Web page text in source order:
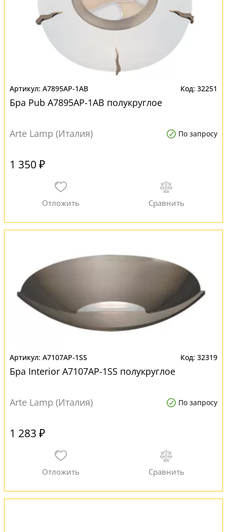
A7895AP-1AB 32251
Бра Pub A7895AP-1AB полукруглое
Arte Lamp (Италия) По запросу
1 350 ₽
A7107AP-1SS 32319
Бра Interior A7107AP-1SS полукруглое
Arte Lamp (Италия) По запросу
1 283 ₽